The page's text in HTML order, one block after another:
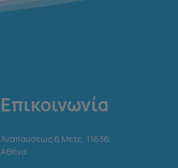
Επικοινωνία
Αναπαύσεως 6 Μετς, 11636,
Αθήνα